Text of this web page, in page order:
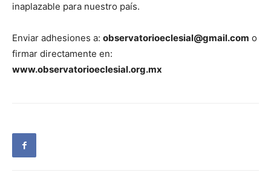
inaplazable para nuestro país.
Enviar adhesiones a: observatorioeclesial@gmail.com o
firmar directamente en:
www.observatorioeclesial.org.mx